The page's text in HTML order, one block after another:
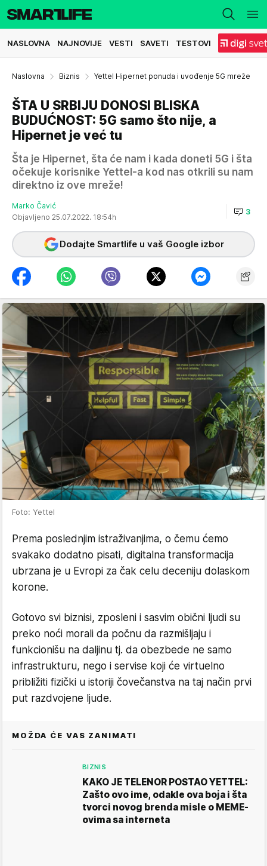
NASLOVNA NAJNOVIJE VESTI SAVETI TESTOVI
Naslovna Biznis Yettel Hipernet ponuda i uvođenje 5G mreže
ŠTA U SRBIJU DONOSI BLISKA
BUDUĆNOST: 5G samo što nije, a
Hipernet je već tu
Šta je Hipernet, šta će nam i kada doneti 5G i šta
očekuje korisnike Yettel-a kod nas otkrili su nam
direktno iz ove mreže!
Marko Čavić
Objavljeno 25.07.2022. 18:54h
3
Dodajte Smartlife u vaš Google izbor
Foto: Yettel
Prema poslednjim istraživanjima, o čemu ćemo
svakako dodatno pisati, digitalna transformacija
ubrzana je u Evropi za čak celu deceniju dolaskom
korone.
Gotovo svi biznisi, zposleni i sasvim obični ljudi su
preko noći morali da počnu da razmišljaju i
funkcionišu na daljinu tj. da obezbede ne samo
infrastrukturu, nego i servise koji će virtuelno
približiti fizički u istoriji čovečanstva na taj način prvi
put razdvojene ljude.
MOŽDA ĆE VAS ZANIMATI
BIZNIS
KAKO JE TELENOR POSTAO YETTEL:
Zašto ovo ime, odakle ova boja i šta
tvorci novog brenda misle o MEME-
ovima sa interneta